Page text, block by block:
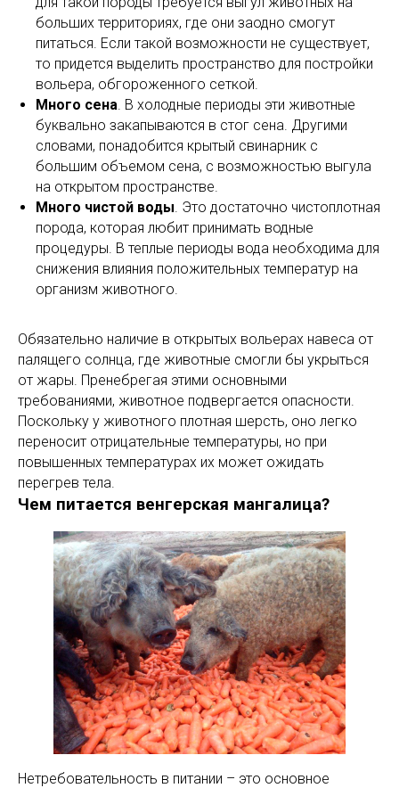
больших территориях, где они заодно смогут
питаться. Если такой возможности не существует,
то придется выделить пространство для постройки
вольера, обгороженного сеткой.
Много сена. В холодные периоды эти животные
буквально закапываются в стог сена. Другими
словами, понадобится крытый свинарник с
большим объемом сена, с возможностью выгула
на открытом пространстве.
Много чистой воды. Это достаточно чистоплотная
порода, которая любит принимать водные
процедуры. В теплые периоды вода необходима для
снижения влияния положительных температур на
организм животного.
Обязательно наличие в открытых вольерах навеса от
палящего солнца, где животные смогли бы укрыться
от жары. Пренебрегая этими основными
требованиями, животное подвергается опасности.
Поскольку у животного плотная шерсть, оно легко
переносит отрицательные температуры, но при
повышенных температурах их может ожидать
перегрев тела.
Чем питается венгерская мангалица?
Нетребовательность в питании – это основное